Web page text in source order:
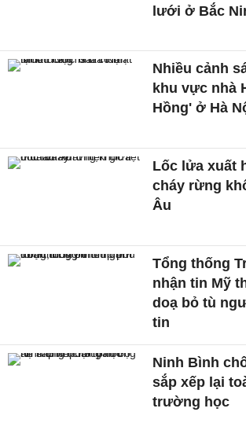
lưới ở Bắc
Nhiều cảnh
khu vực nhà
Hồng' ở Hà
Lốc lửa xuất
cháy rừng
Âu
Tổng thống
nhận tin Mỹ
doạ bỏ tù
tin
Ninh Bình
sắp xếp lại
trường học